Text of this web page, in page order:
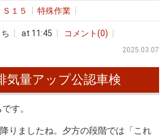
Ｓ１５ 特殊作業
at 11:45 コメント(0)
2025.03.07
量アップ公認車検
す。
りましたね。夕方の段階では「これ